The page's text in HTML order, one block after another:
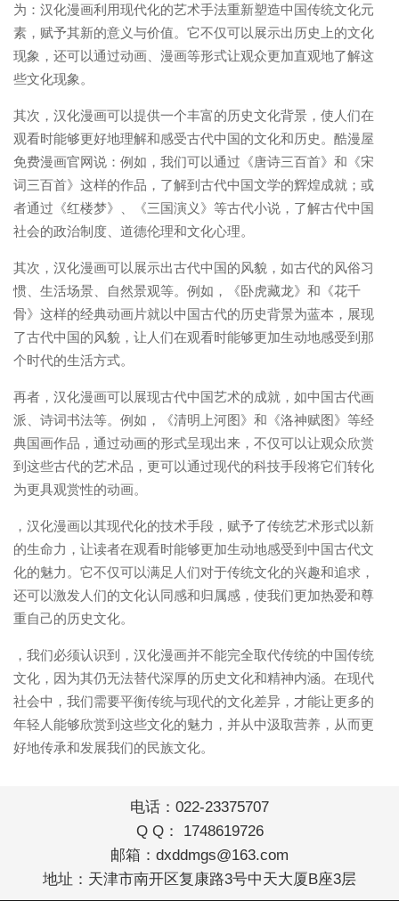
为：汉化漫画利用现代化的艺术手法重新塑造中国传统文化元
素，赋予其新的意义与价值。它不仅可以展示出历史上的文化
现象，还可以通过动画、漫画等形式让观众更加直观地了解这
些文化现象。
其次，汉化漫画可以提供一个丰富的历史文化背景，使人们在
观看时能够更好地理解和感受古代中国的文化和历史。酷漫屋
免费漫画官网说：例如，我们可以通过《唐诗三百首》和《宋
词三百首》这样的作品，了解到古代中国文学的辉煌成就；或
者通过《红楼梦》、《三国演义》等古代小说，了解古代中国
社会的政治制度、道德伦理和文化心理。
其次，汉化漫画可以展示出古代中国的风貌，如古代的风俗习
惯、生活场景、自然景观等。例如，《卧虎藏龙》和《花千
骨》这样的经典动画片就以中国古代的历史背景为蓝本，展现
了古代中国的风貌，让人们在观看时能够更加生动地感受到那
个时代的生活方式。
再者，汉化漫画可以展现古代中国艺术的成就，如中国古代画
派、诗词书法等。例如，《清明上河图》和《洛神赋图》等经
典国画作品，通过动画的形式呈现出来，不仅可以让观众欣赏
到这些古代的艺术品，更可以通过现代的科技手段将它们转化
为更具观赏性的动画。
，汉化漫画以其现代化的技术手段，赋予了传统艺术形式以新
的生命力，让读者在观看时能够更加生动地感受到中国古代文
化的魅力。它不仅可以满足人们对于传统文化的兴趣和追求，
还可以激发人们的文化认同感和归属感，使我们更加热爱和尊
重自己的历史文化。
，我们必须认识到，汉化漫画并不能完全取代传统的中国传统
文化，因为其仍无法替代深厚的历史文化和精神内涵。在现代
社会中，我们需要平衡传统与现代的文化差异，才能让更多的
年轻人能够欣赏到这些文化的魅力，并从中汲取营养，从而更
好地传承和发展我们的民族文化。
电话：022-23375707
Q Q： 1748619726
邮箱： dxddmgs@163.com
地址：天津市南开区复康路3号中天大厦B座3层